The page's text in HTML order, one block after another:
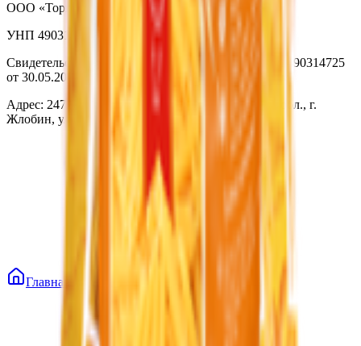
ООО «Торговая сеть «Продмир»
УНП 490314725
Свидетельство о государственной регистрации № 490314725
от 30.05.2003г выдано Гомельским облисполкомом
Адрес: 247210, Республика Беларусь, Гомельская обл., г.
Жлобин, ул. Козлова 2-А
Главная